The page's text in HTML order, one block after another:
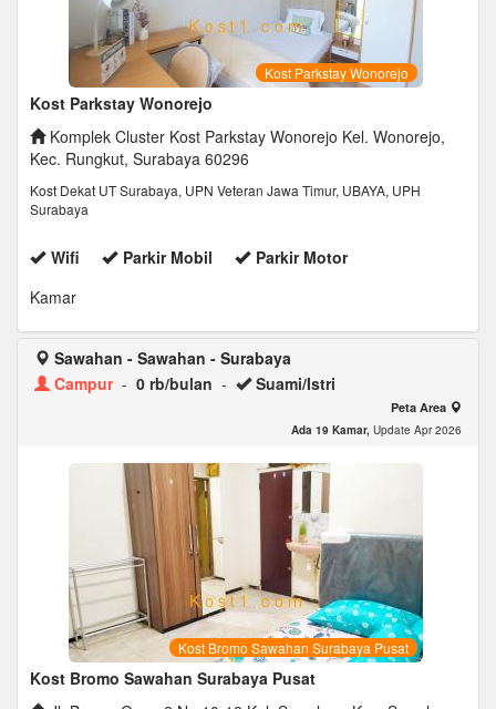
Kost Parkstay Wonorejo
Kost Parkstay Wonorejo
Komplek Cluster Kost Parkstay Wonorejo Kel. Wonorejo,
Kec. Rungkut, Surabaya 60296
Kost Dekat UT Surabaya, UPN Veteran Jawa Timur, UBAYA, UPH
Surabaya
Wifi Parkir Mobil
Parkir Motor
Kamar
Sawahan - Sawahan - Surabaya
Campur- 0 rb/bulan - Suami/Istri
Peta Area
Ada 19 Kamar, Update Apr 2026
Kost Bromo Sawahan Surabaya Pusat
Kost Bromo Sawahan Surabaya Pusat